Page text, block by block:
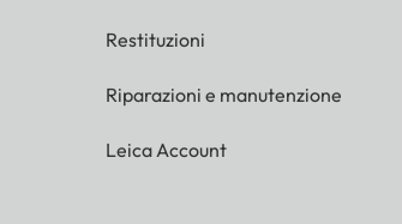
Restituzioni
Riparazioni e manutenzione
Leica Account